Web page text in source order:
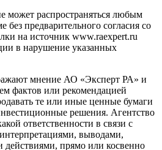
может распространяться любым
предварительного согласия со
на источник www.raexpert.ru
в нарушение указанных
мнение АО «Эксперт РА» и
фактов или рекомендацией
те или иные ценные бумаги
решения. Агентство
ответственности в связи с
выводами,
прямо или косвенно